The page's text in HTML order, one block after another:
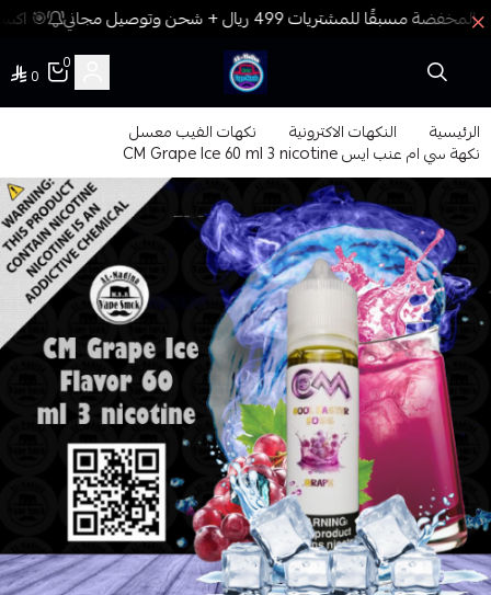
🎯
فيب المدينة
0
0
الرئيسية النكهات الاكترونية نكهات الفيب معسل
نكهة سي ام عنب ايس CM Grape Ice 60 ml 3 nicotine